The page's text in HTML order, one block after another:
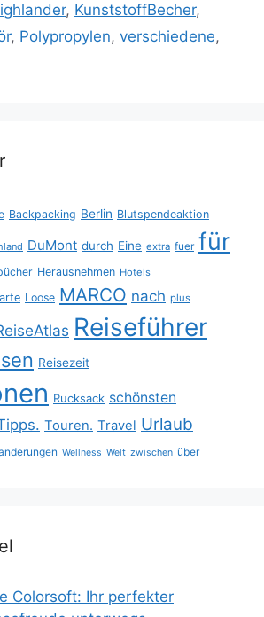
, KunststoffBecher,
, Polypropylen, verschiedene,
Backpacking Berlin Blutspendeaktion
DuMont durch Eine extra fuer für
Herausnehmen Hotels
Loose MARCO nach plus
Reiseführer
Reisezeit
Rucksack schönsten
Touren. Travel Urlaub
Wellness Welt zwischen über
Colorsoft: Ihr perfekter